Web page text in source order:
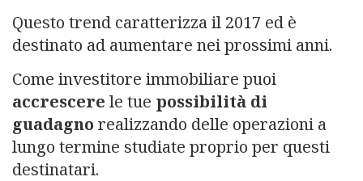
Questo trend caratterizza il 2017 ed è
destinato ad aumentare nei prossimi anni.
Come investitore immobiliare puoi
accrescere le tue possibilità di
guadagno realizzando delle operazioni a
lungo termine studiate proprio per questi
destinatari.